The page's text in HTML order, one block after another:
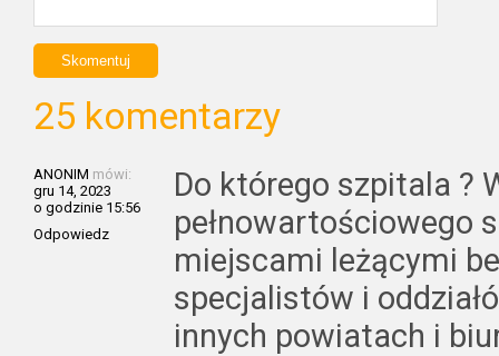
25 komentarzy
ANONIM mówi:
gru 14, 2023
o godzinie 15:56
Odpowiedz
Do którego szpitala ?
pełnowartościowego
miejscami leżącymi
specjalistów i
innych powiatach i